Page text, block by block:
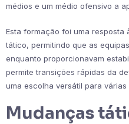
médios e um médio ofensivo a
Esta formação foi uma
tático, permitindo que as
enquanto proporcionavam
permite transições rápidas da
uma escolha versátil para várias
Mudanças